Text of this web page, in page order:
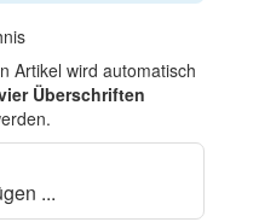
Artikel wird automatisch
Überschriften
...